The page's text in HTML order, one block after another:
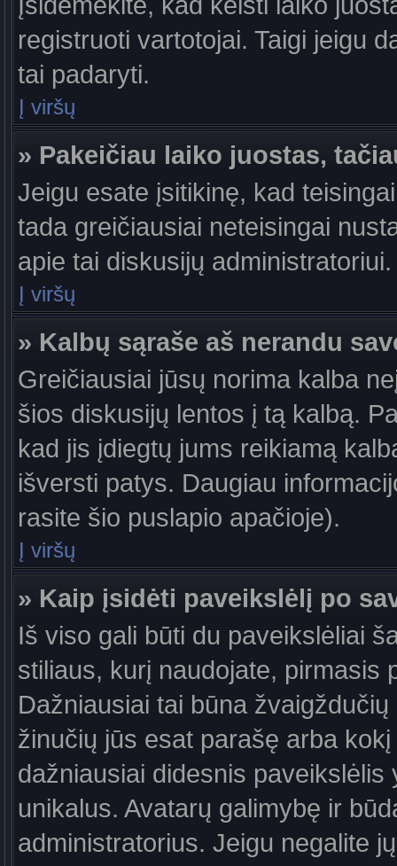
registruoti vartotojai. Taigi jeigu
tai padaryti.
Į viršų
» Pakeičiau laiko juostas,
Jeigu esate įsitikinę, kad
tada greičiausiai neteisingai
apie tai diskusijų administratoriui.
Į viršų
» Kalbų sąraše aš nerandu
Greičiausiai jūsų norima kalba
šios diskusijų lentos į tą kalbą.
kad jis įdiegtų jums reikiamą
išversti patys. Daugiau
rasite šio puslapio apačioje).
Į viršų
» Kaip įsidėti paveikslėlį po
Iš viso gali būti du paveikslėliai
stiliaus, kurį naudojate, pirmasis
Dažniausiai tai būna
žinučių jūs esat parašę arba
dažniausiai didesnis
unikalus. Avatarų galimybę ir
administratorius. Jeigu negalite